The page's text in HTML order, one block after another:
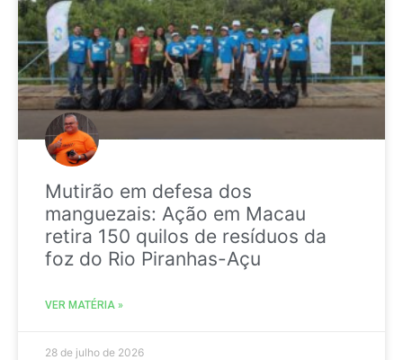
Mutirão em defesa dos
manguezais: Ação em Macau
retira 150 quilos de resíduos da
foz do Rio Piranhas-Açu
VER MATÉRIA »
28 de julho de 2026